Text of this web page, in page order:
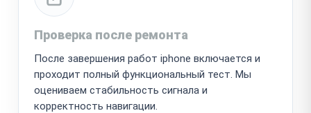
Проверка после ремонта
После завершения работ iphone включается и
проходит полный функциональный тест. Мы
оцениваем стабильность сигнала и
корректность навигации.